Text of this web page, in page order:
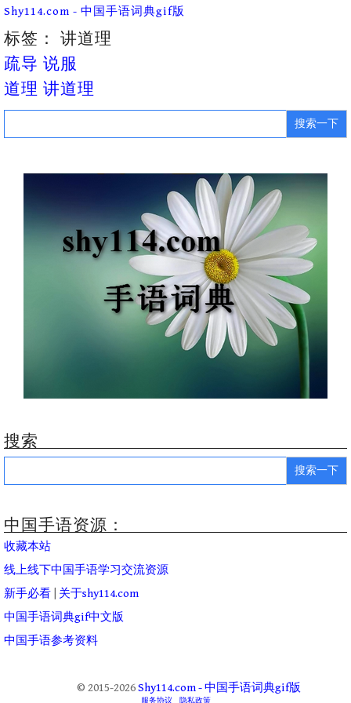
Skip
content
Shy114.com - 中国手语词典gif版
标签： 讲道理
疏导 说服
道理 讲道理
Search
搜索
Search
中国手语资源：
收藏本站
线上线下中国手语学习交流资源
新手必看
关于shy114.com
中国手语词典gif中文版
中国手语参考资料
© 2015-2026Shy114.com - 中国手语词典gif版
服务协议 隐私政策